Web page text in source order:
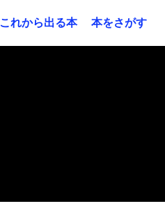
これから出る本 本をさがす